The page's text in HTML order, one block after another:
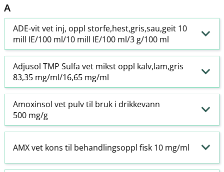
A
ADE-vit vet inj, oppl storfe,hest,gris,sau,geit 10
mill IE/100 ml/10 mill IE/100 ml/3 g/100 ml
Adjusol TMP Sulfa vet mikst oppl kalv,lam,gris
83,35 mg/ml/16,65 mg/ml
Amoxinsol vet pulv til bruk i drikkevann
500 mg/g
AMX vet kons til behandlingsoppl fisk 10 mg/ml